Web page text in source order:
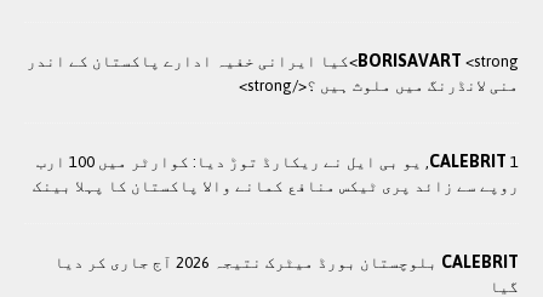
BORISAVART<strong>کيا ایرانی خفيہ ادارے پاکستان کے اندر
منی لانڈرنگ ميں ملوث ہيں ؟</strong>
CALEBRIT
1, یو بی ایل نے ریکارڈ توڑ دیا: کوارٹر میں 100 ارب
روپے سے زائد پری ٹیکس منافع کمانے والا پاکستان کا پہلا بینک
CALEBRIT
بلوچستان بورڈ میٹرک نتیجہ 2026 آج جاری کر دیا
گیا